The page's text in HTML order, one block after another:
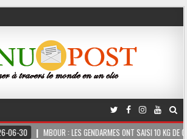
: LES GENDARMES ONT SAISI 10 KG DE CHANVRE INDIEN